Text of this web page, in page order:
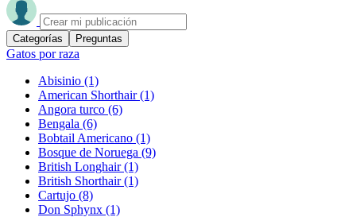
Categorías Preguntas
Gatos por raza
Abisinio (1)
American Shorthair(1)
Angora turco (6)
Bengala (6)
Bobtail Americano (1)
Bosque de Noruega (9)
British Longhair(1)
British Shorthair(1)
Cartujo (8)
Don Sphynx (1)